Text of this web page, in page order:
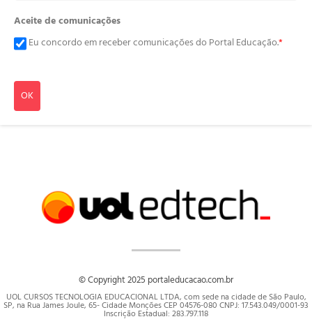
Aceite de comunicações
Eu concordo em receber comunicações do Portal Educação.*
OK
© Copyright 2025 portaleducacao.com.br
UOL CURSOS TECNOLOGIA EDUCACIONAL LTDA, com sede na cidade de São Paulo,
SP, na Rua James Joule, 65- Cidade Monções CEP 04576-080 CNPJ: 17.543.049/0001-93
Inscrição Estadual: 283.797.118